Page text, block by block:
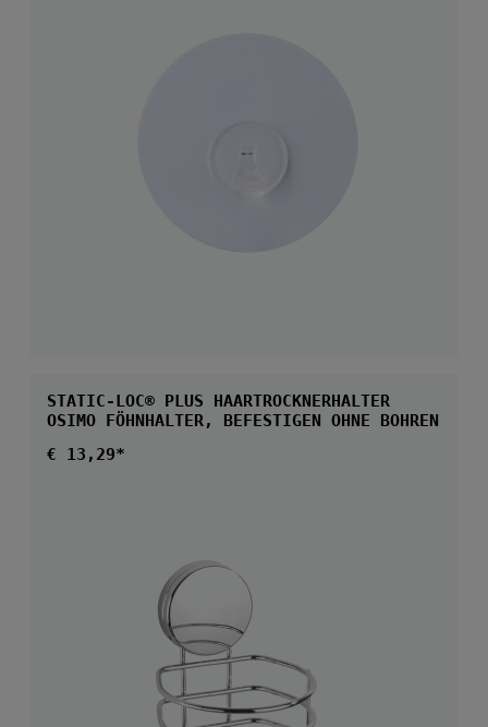
STATIC-LOC® PLUS HAARTROCKNERHALTER
OSIMO FÖHNHALTER, BEFESTIGEN OHNE BOHREN
Regulärer Preis:
€ 13,29*